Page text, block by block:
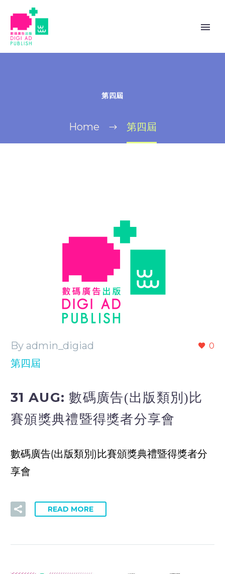
第四屆
Home 第四屆
0
By admin_digiad
第四屆
31 AUG:數碼廣告(出版類別)比
賽頒獎典禮暨得獎者分享會
數碼廣告(出版類別)比賽頒獎典禮暨得獎者分
享會
READ MORE